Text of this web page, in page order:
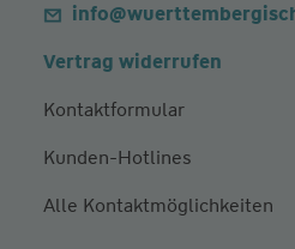
Vertrag widerrufen
Kontaktformular
Kunden-Hotlines
Alle Kontaktmöglichkeiten